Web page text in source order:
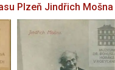
Plzeň Jindřich Mošna